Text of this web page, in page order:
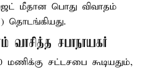
மீதான பொது விவாதம்
வாசித்த சபாநாயகர்
சட்டசபை கூடியதும்,